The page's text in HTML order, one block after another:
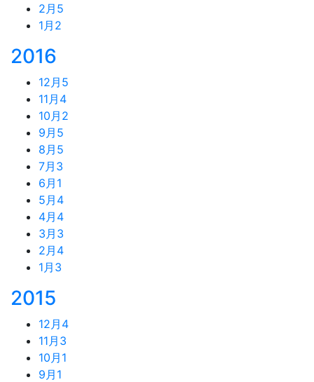
2月 5
1月 2
2016
12月 5
11月 4
10月 2
9月 5
8月 5
7月 3
6月 1
5月 4
4月 4
3月 3
2月 4
1月 3
2015
12月 4
11月 3
10月 1
9月 1